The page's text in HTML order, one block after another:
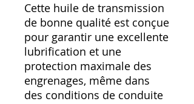
Cette huile de transmission
de bonne qualité est conçue
pour garantir une excellente
lubrification et une
protection maximale des
engrenages, même dans
des conditions de conduite